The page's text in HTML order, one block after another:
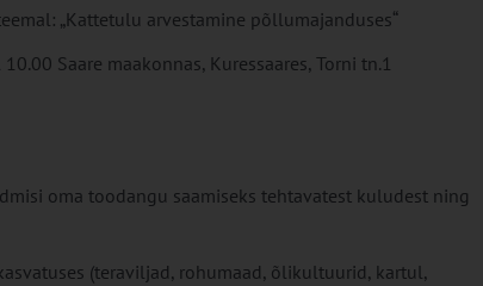
„Kattetulu arvestamine põllumajanduses“
Saare maakonnas, Kuressaares, Torni tn.1
oma toodangu saamiseks tehtavatest kuludest ning
(teraviljad, rohumaad, õlikultuurid, kartul,